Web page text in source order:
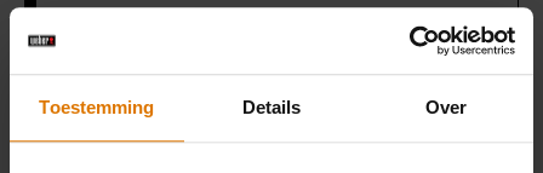
Toestemming Details Over